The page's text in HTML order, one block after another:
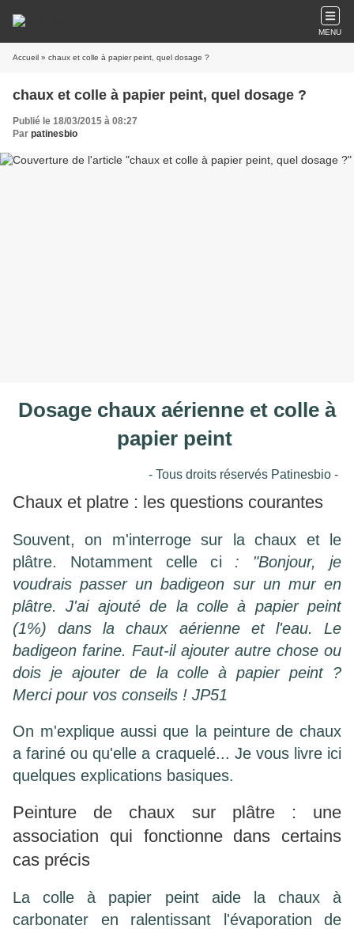
MENU
Accueil » chaux et colle à papier peint, quel dosage ?
chaux et colle à papier peint, quel dosage ?
Publié le 18/03/2015 à 08:27
Par patinesbio
Dosage chaux aérienne et colle à
papier peint
- Tous droits réservés Patinesbio -
Chaux et platre : les questions courantes
Souvent, on m'interroge sur la chaux et le
plâtre. Notamment celle ci : "Bonjour,je
voudrais passer un badigeon sur un mur en
plâtre. J'ai ajouté de la colle à papier peint
(1%) dans la chaux aérienne et l'eau. Le
badigeon farine. Faut-il ajouter autre chose ou
dois je ajouter de la colle à papier peint ?
Merci pour vos conseils ! JP51
On m'explique aussi que la peinture de chaux
a fariné ou qu'elle a craquelé... Je vous livre ici
quelques explications basiques.
Peinture de chaux sur plâtre : une
association qui fonctionne dans certains
cas précis
La colle à papier peint aide la chaux à
carbonater en ralentissant l'évaporation de